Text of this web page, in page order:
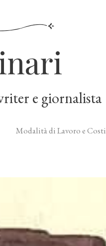
e giornalista
Modalità di Lavoro e Costi